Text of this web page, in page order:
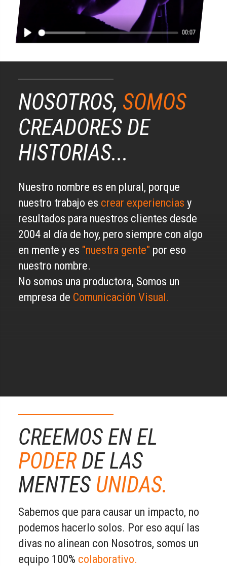
Play
00:07
NOSOTROS, SOMOS
CREADORES DE
HISTORIAS...
Nuestro nombre es en plural, porque
nuestro trabajo es crear experiencias y
resultados para nuestros clientes desde
2004 al día de hoy, pero siempre con algo
en mente y es "nuestra gente" por eso
nuestro nombre.
No somos una productora, Somos un
empresa de Comunicación Visual.
CREEMOS EN EL
PODERDE LAS
MENTES UNIDAS.
Sabemos que para causar un impacto, no
podemos hacerlo solos. Por eso aquí las
divas no alinean con Nosotros, somos un
equipo 100% colaborativo.